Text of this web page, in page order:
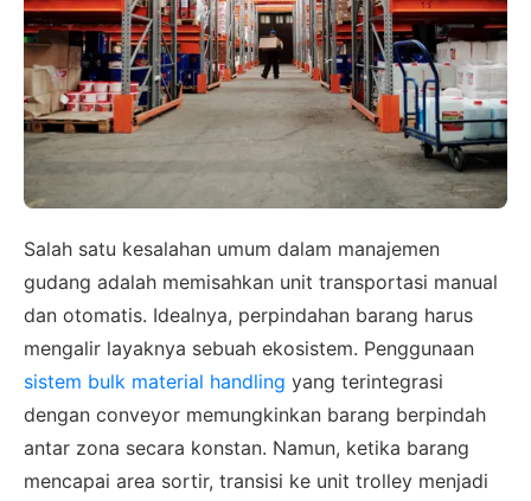
Salah satu kesalahan umum dalam manajemen
gudang adalah memisahkan unit transportasi manual
dan otomatis. Idealnya, perpindahan barang harus
mengalir layaknya sebuah ekosistem. Penggunaan
sistem bulk material handling yang terintegrasi
dengan conveyor memungkinkan barang berpindah
antar zona secara konstan. Namun, ketika barang
mencapai area sortir, transisi ke unit trolley menjadi